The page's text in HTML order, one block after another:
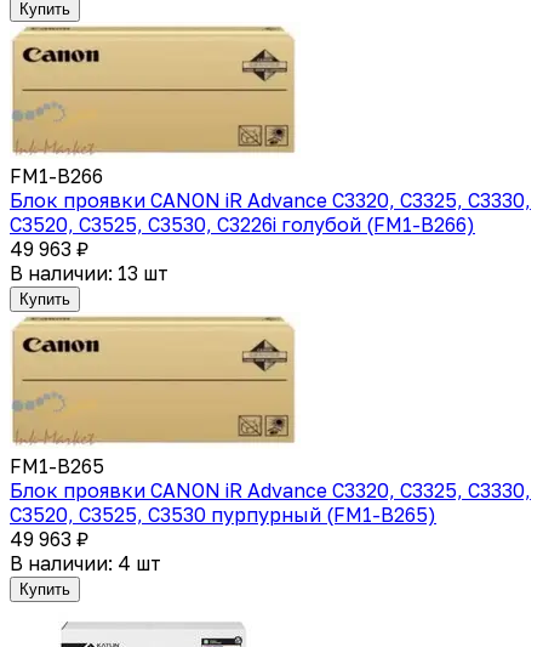
Купить
FM1-B266
Блок проявки CANON iR Advance C3320, C3325, C3330,
C3520, C3525, C3530, C3226i голубой (FM1-B266)
49 963 ₽
В наличии: 13 шт
Купить
FM1-B265
Блок проявки CANON iR Advance C3320, C3325, C3330,
C3520, C3525, C3530 пурпурный (FM1-B265)
49 963 ₽
В наличии: 4 шт
Купить